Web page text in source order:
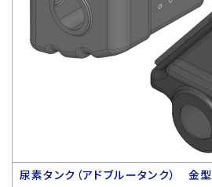
尿素タンク（アドブルータンク） 金型